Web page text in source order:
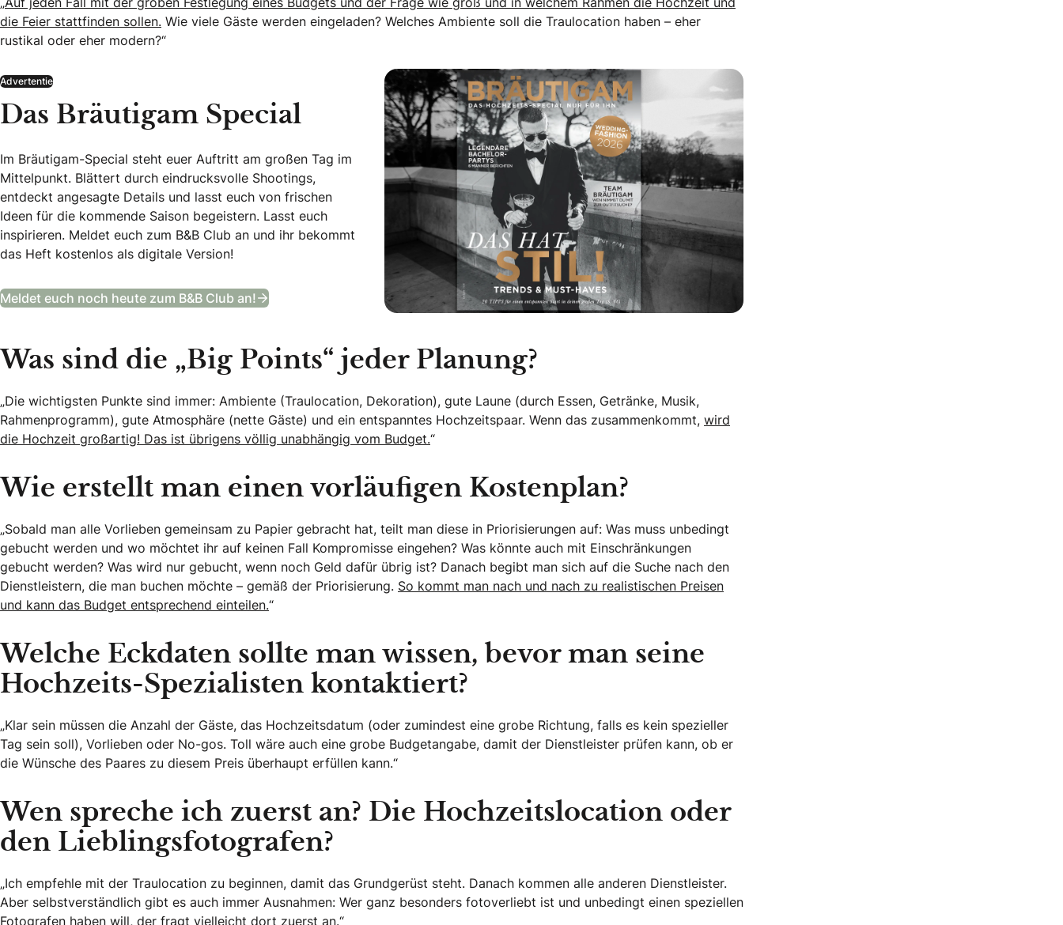
die Feier stattfinden sollen. Wie viele Gäste werden eingeladen? Welches Ambiente soll die Traulocation haben – eher
rustikal oder eher modern?“
Advertentie
Das Bräutigam Special
Im Bräutigam-Special steht euer Auftritt am großen Tag im
Mittelpunkt. Blättert durch eindrucksvolle Shootings,
entdeckt angesagte Details und lasst euch von frischen
Ideen für die kommende Saison begeistern. Lasst euch
inspirieren. Meldet euch zum B&B Club an und ihr bekommt
das Heft kostenlos als digitale Version!
Meldet euch noch heute zum B&B Club an!
Das Bräutigam Special
Was sind die „Big Points“ jeder Planung?
„Die wichtigsten Punkte sind immer: Ambiente (Traulocation, Dekoration), gute Laune (durch Essen, Getränke, Musik,
Rahmenprogramm), gute Atmosphäre (nette Gäste) und ein entspanntes Hochzeitspaar. Wenn das zusammenkommt, wird
die Hochzeit großartig! Das ist übrigens völlig unabhängig vom Budget.“
Wie erstellt man einen vorläufigen Kostenplan?
„Sobald man alle Vorlieben gemeinsam zu Papier gebracht hat, teilt man diese in Priorisierungen auf: Was muss unbedingt
gebucht werden und wo möchtet ihr auf keinen Fall Kompromisse eingehen? Was könnte auch mit Einschränkungen
gebucht werden? Was wird nur gebucht, wenn noch Geld dafür übrig ist? Danach begibt man sich auf die Suche nach den
Dienstleistern, die man buchen möchte – gemäß der Priorisierung. So kommt man nach und nach zu realistischen Preisen
und kann das Budget entsprechend einteilen.“
Welche Eckdaten sollte man wissen, bevor man seine
Hochzeits-Spezialisten kontaktiert?
„Klar sein müssen die Anzahl der Gäste, das Hochzeitsdatum (oder zumindest eine grobe Richtung, falls es kein spezieller
Tag sein soll), Vorlieben oder No-gos. Toll wäre auch eine grobe Budgetangabe, damit der Dienstleister prüfen kann, ob er
die Wünsche des Paares zu diesem Preis überhaupt erfüllen kann.“
Wen spreche ich zuerst an? Die Hochzeitslocation oder
den Lieblingsfotografen?
„Ich empfehle mit der Traulocation zu beginnen, damit das Grundgerüst steht. Danach kommen alle anderen Dienstleister.
Aber selbstverständlich gibt es auch immer Ausnahmen: Wer ganz besonders fotoverliebt ist und unbedingt einen speziellen
Fotografen haben will, der fragt vielleicht dort zuerst an.“